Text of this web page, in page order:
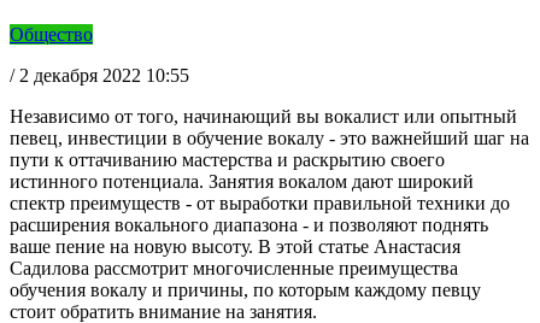
Общество
/ 2 декабря 2022 10:55
Независимо от того, начинающий вы вокалист или опытный
певец, инвестиции в обучение вокалу - это важнейший шаг на
пути к оттачиванию мастерства и раскрытию своего
истинного потенциала. Занятия вокалом дают широкий
спектр преимуществ - от выработки правильной техники до
расширения вокального диапазона - и позволяют поднять
ваше пение на новую высоту. В этой статье Анастасия
Садилова рассмотрит многочисленные преимущества
обучения вокалу и причины, по которым каждому певцу
стоит обратить внимание на занятия.